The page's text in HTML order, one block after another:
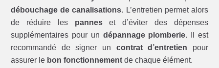
débouchage de canalisations. L’entretien permet alors
de réduire les panneset d’éviter des dépenses
supplémentaires pour un dépannage plomberie. Il est
recommandé de signer un contrat d’entretien pour
assurer le bon fonctionnement de chaque élément.